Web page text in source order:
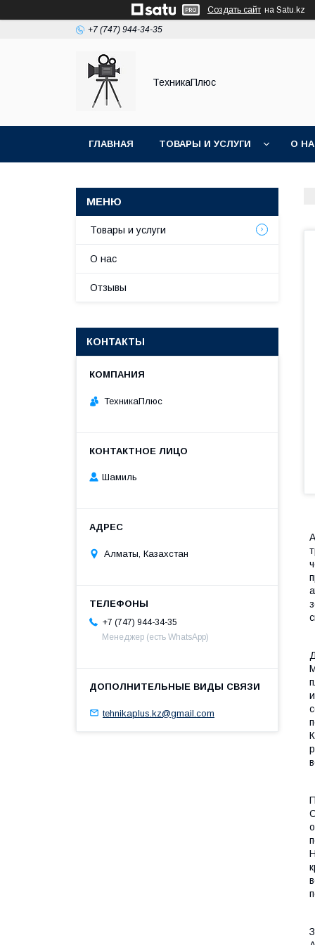
Создать сайт на Satu.kz
+7 (747) 944-34-35
ТехникаПлюс
ГЛАВНАЯ ТОВАРЫ И УСЛУГИ О
Товары и услуги
О нас
Отзывы
КОНТАКТЫ
ТехникаПлюс
Шамиль
Алматы, Казахстан
+7 (747) 944-34-35
Менеджер (есть WhatsApp)
tehnikaplus.kz@gmail.com